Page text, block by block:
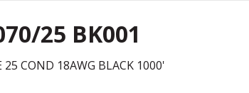
25 BK001
25 COND 18AWG BLACK 1000'